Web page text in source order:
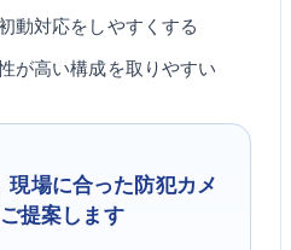
動対応をしやすくする
が高い構成を取りやすい
現場に合った防犯カメ
提案します